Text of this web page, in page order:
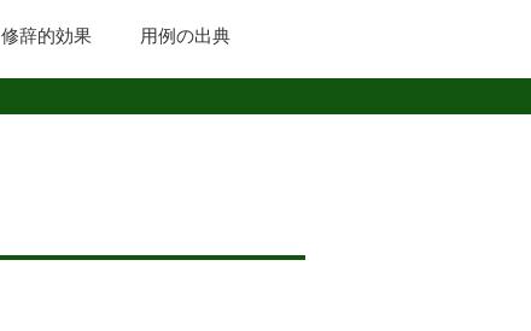
修辞的効果 用例の出典